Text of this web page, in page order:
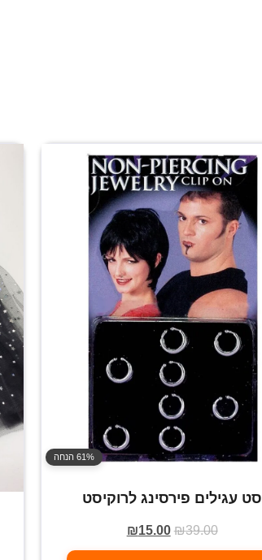
61% הנחה
סט עגילים פירסינג לרוקיסט
₪39.00
₪15.00